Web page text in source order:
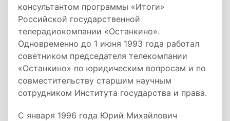
консультантом программы «Итоги»
Российской государственной
телерадиокомпании «Останкино».
Одновременно до 1 июня 1993 года работал
советником председателя телекомпании
«Останкино» по юридическим вопросам и по
совместительству старшим научным
сотрудником Института государства и права.
С января 1996 года Юрий Михайлович